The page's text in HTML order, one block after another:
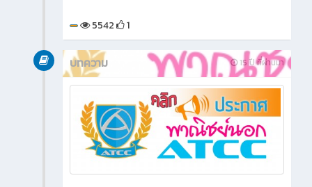
5542 1
15 ปี ที่ผ่านมา
บทความ